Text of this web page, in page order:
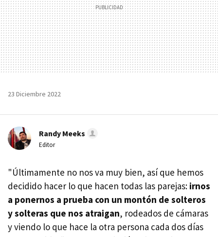
23 Diciembre 2022
Randy Meeks
Editor
"Últimamente no nos va muy bien, así que hemos
decidido hacer lo que hacen todas las parejas: irnos
a ponernos a prueba con un montón de solteros
y solteras que nos atraigan, rodeados de cámaras
y viendo lo que hace la otra persona cada dos días